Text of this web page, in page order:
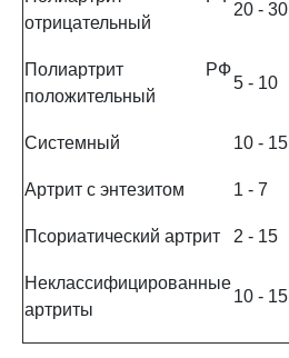
отрицательный
20 - 30
Полиартрит РФ
положительный
5 - 10
Системный 10 - 15
Артрит с энтезитом 1 - 7
Псориатический артрит 2 - 15
Неклассифицированные
артриты
10 - 15